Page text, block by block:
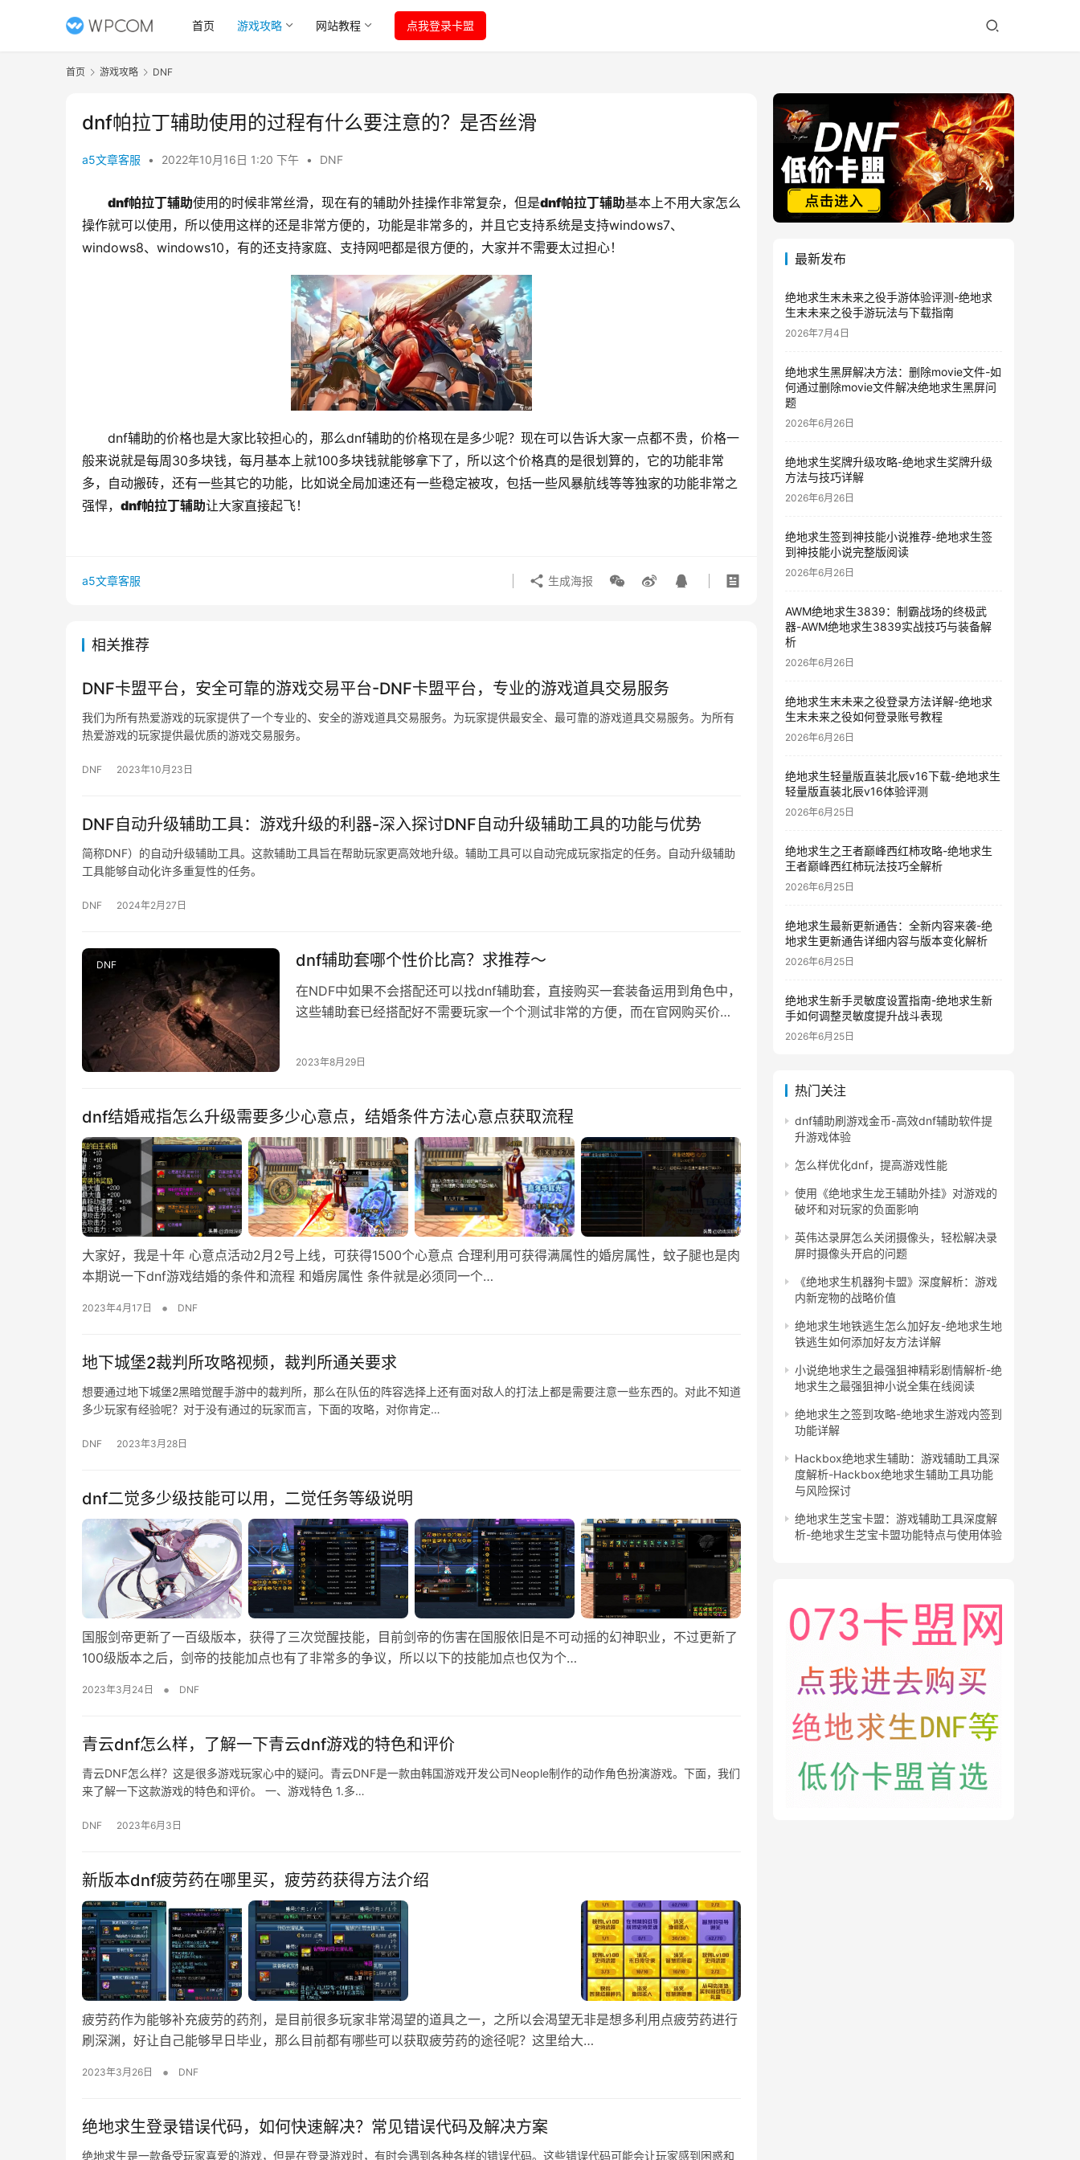
首页 游戏攻略 网站教程 点我登录卡盟
首页 游戏攻略 DNF
dnf帕拉丁辅助使用的过程有什么要注意的？是否丝滑
a5文章客服 • 2022年10月16日 1:20 下午 • DNF
dnf帕拉丁辅助使用的时候非常丝滑，现在有的辅助外挂操作非常复杂，但是dnf帕拉丁辅助基本上不用大家怎么
操作就可以使用，所以使用这样的还是非常方便的，功能是非常多的，并且它支持系统是支持windows7、
windows8、windows10，有的还支持家庭、支持网吧都是很方便的，大家并不需要太过担心！
dnf辅助的价格也是大家比较担心的，那么dnf辅助的价格现在是多少呢？现在可以告诉大家一点都不贵，价格一
般来说就是每周30多块钱，每月基本上就100多块钱就能够拿下了，所以这个价格真的是很划算的，它的功能非常
多，自动搬砖，还有一些其它的功能，比如说全局加速还有一些稳定被攻，包括一些风暴航线等等独家的功能非常之
强悍， dnf帕拉丁辅助让大家直接起飞！
a5文章客服 生成海报
相关推荐
DNF卡盟平台，安全可靠的游戏交易平台-DNF卡盟平台，专业的游戏道具交易服务
我们为所有热爱游戏的玩家提供了一个专业的、安全的游戏道具交易服务。为玩家提供最安全、最可靠的游戏道具交易服务。为所有
热爱游戏的玩家提供最优质的游戏交易服务。
DNF 2023年10月23日
DNF自动升级辅助工具：游戏升级的利器-深入探讨DNF自动升级辅助工具的功能与优势
简称DNF）的自动升级辅助工具。这款辅助工具旨在帮助玩家更高效地升级。辅助工具可以自动完成玩家指定的任务。自动升级辅助
工具能够自动化许多重复性的任务。
DNF 2024年2月27日
DNF dnf辅助套哪个性价比高？求推荐～
在NDF中如果不会搭配还可以找dnf辅助套，直接购买一套装备运用到角色中，
这些辅助套已经搭配好不需要玩家一个个测试非常的方便，而在官网购买价格
2023年8月29日
dnf结婚戒指怎么升级需要多少心意点，结婚条件方法心意点获取流程
大家好，我是十年 心意点活动2月2号上线，可获得1500个心意点 合理利用可获得满属性的婚房属性，蚊子腿也是肉
本期说一下dnf游戏结婚的条件和流程 和婚房属性 条件就是必须同一个…
2023年4月17日 • DNF
地下城堡2裁判所攻略视频，裁判所通关要求
想要通过地下城堡2黑暗觉醒手游中的裁判所，那么在队伍的阵容选择上还有面对敌人的打法上都是需要注意一些东西的。对此不知道
多少玩家有经验呢？对于没有通过的玩家而言，下面的攻略，对你肯定…
DNF 2023年3月28日
dnf二觉多少级技能可以用，二觉任务等级说明
国服剑帝更新了一百级版本，获得了三次觉醒技能，目前剑帝的伤害在国服依旧是不可动摇的幻神职业，不过更新了
100级版本之后，剑帝的技能加点也有了非常多的争议，所以以下的技能加点也仅为个…
2023年3月24日 • DNF
青云dnf怎么样，了解一下青云dnf游戏的特色和评价
青云DNF怎么样？这是很多游戏玩家心中的疑问。青云DNF是一款由韩国游戏开发公司Neople制作的动作角色扮演游戏。下面，我们
来了解一下这款游戏的特色和评价。 一、游戏特色 1.多…
DNF 2023年6月3日
新版本dnf疲劳药在哪里买，疲劳药获得方法介绍
疲劳药作为能够补充疲劳的药剂，是目前很多玩家非常渴望的道具之一，之所以会渴望无非是想多利用点疲劳药进行
刷深渊，好让自己能够早日毕业，那么目前都有哪些可以获取疲劳药的途径呢？这里给大…
2023年3月26日 • DNF
绝地求生登录错误代码，如何快速解决？常见错误代码及解决方案
绝地求生是一款备受玩家喜爱的游戏，但是在登录游戏时，有时会遇到各种各样的错误代码。这些错误代码可能会让玩家感到困惑和
最新发布
绝地求生末未来之役手游体验评测-绝地求
生末未来之役手游玩法与下载指南
2026年7月4日
绝地求生黑屏解决方法：删除movie文件-如
何通过删除movie文件解决绝地求生黑屏问
题
2026年6月26日
绝地求生奖牌升级攻略-绝地求生奖牌升级
方法与技巧详解
2026年6月26日
绝地求生签到神技能小说推荐-绝地求生签
到神技能小说完整版阅读
2026年6月26日
AWM绝地求生3839：制霸战场的终极武
器-AWM绝地求生3839实战技巧与装备解
析
2026年6月26日
绝地求生末未来之役登录方法详解-绝地求
生末未来之役如何登录账号教程
2026年6月26日
绝地求生轻量版直装北辰v16下载-绝地求生
轻量版直装北辰v16体验评测
2026年6月25日
绝地求生之王者巅峰西红柿攻略-绝地求生
王者巅峰西红柿玩法技巧全解析
2026年6月25日
绝地求生最新更新通告：全新内容来袭-绝
地求生更新通告详细内容与版本变化解析
2026年6月25日
绝地求生新手灵敏度设置指南-绝地求生新
手如何调整灵敏度提升战斗表现
2026年6月25日
热门关注
dnf辅助刷游戏金币-高效dnf辅助软件提
升游戏体验
怎么样优化dnf，提高游戏性能
使用《绝地求生龙王辅助外挂》对游戏的
破坏和对玩家的负面影响
英伟达录屏怎么关闭摄像头，轻松解决录
屏时摄像头开启的问题
《绝地求生机器狗卡盟》深度解析：游戏
内新宠物的战略价值
绝地求生地铁逃生怎么加好友-绝地求生地
铁逃生如何添加好友方法详解
小说绝地求生之最强狙神精彩剧情解析-绝
地求生之最强狙神小说全集在线阅读
绝地求生之签到攻略-绝地求生游戏内签到
功能详解
Hackbox绝地求生辅助：游戏辅助工具深
度解析-Hackbox绝地求生辅助工具功能
与风险探讨
绝地求生芝宝卡盟：游戏辅助工具深度解
析-绝地求生芝宝卡盟功能特点与使用体验